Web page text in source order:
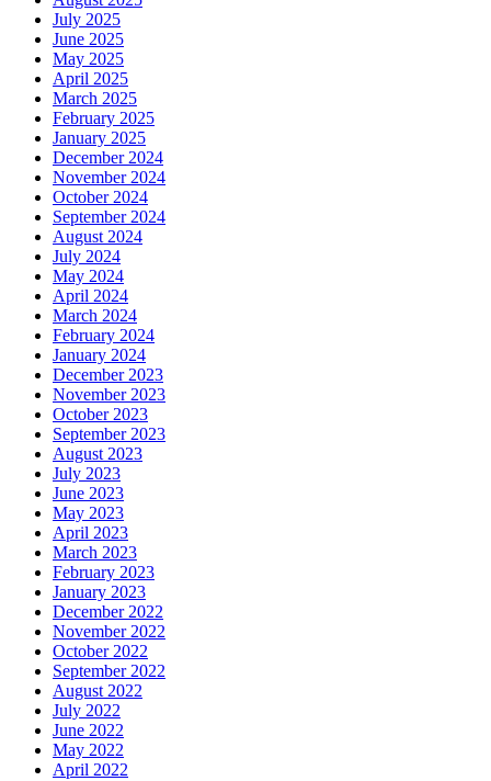
July 2025
June 2025
May 2025
April 2025
March 2025
February 2025
January 2025
December 2024
November 2024
October 2024
September 2024
August 2024
July 2024
May 2024
April 2024
March 2024
February 2024
January 2024
December 2023
November 2023
October 2023
September 2023
August 2023
July 2023
June 2023
May 2023
April 2023
March 2023
February 2023
January 2023
December 2022
November 2022
October 2022
September 2022
August 2022
July 2022
June 2022
May 2022
April 2022